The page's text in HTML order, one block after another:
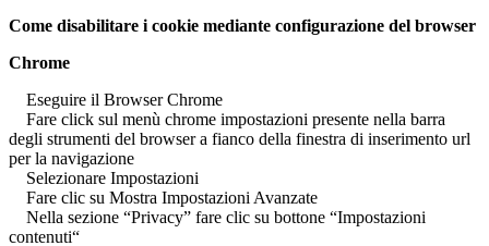
Come disabilitare i cookie mediante configurazione del browser
Chrome
Eseguire il Browser Chrome
Fare click sul menù chrome impostazioni presente nella barra
degli strumenti del browser a fianco della finestra di inserimento url
per la navigazione
Selezionare Impostazioni
Fare clic su Mostra Impostazioni Avanzate
Nella sezione “Privacy” fare clic su bottone “Impostazioni
contenuti“